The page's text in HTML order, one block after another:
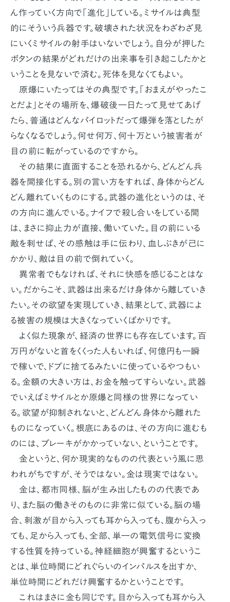
ん作っていく方向で「進化」している。ミサイルは典型
的にそういう兵器です。破壊された状況をわざわざ見
にいくミサイルの射手はいないでしょう。自分が押した
ボタンの結果がどれだけの出来事を引き起こしたかと
いうことを見ないで済む。死体を見なくてもよい。
原爆にいたってはその典型です。「おまえがやったこ
とだよ」とその場所を、爆破後一日たって見せてあげ
たら、普通はどんなパイロットだって爆弾を落としたが
らなくなるでしょう。何せ何万、何十万という被害者が
目の前に転がっているのですから。
その結果に直面することを恐れるから、どんどん兵
器を間接化する。別の言い方をすれば、身体からどん
どん離れていくものにする。武器の進化というのは、そ
の方向に進んでいる。ナイフで殺し合いをしている間
は、まさに抑止力が直接、働いていた。目の前にいる
敵を刺せば、その感触は手に伝わり、血しぶきが己に
かかり、敵は目の前で倒れていく。
異常者でもなければ、それに快感を感じることはな
い。だからこそ、武器は出来るだけ身体から離していき
たい。その欲望を実現していき、結果として、武器によ
る被害の規模は大きくなっていくばかりです。
よく似た現象が、経済の世界にも存在しています。百
万円がないと首をくくった人もいれば、何億円も一瞬
で稼いで、ドブに捨てるみたいに使っているやつもい
る。金額の大きい方は、お金を触ってすらいない。武器
でいえばミサイルとか原爆と同様の世界になってい
る。欲望が抑制されないと、どんどん身体から離れた
ものになっていく。根底にあるのは、その方向に進むも
のには、ブレーキがかかっていない、ということです。
金というと、何か現実的なものの代表という風に思
われがちですが、そうではない。金は現実ではない。
金は、都市同様、脳が生み出したものの代表であ
り、また脳の働きそのものに非常に似ている。脳の場
合、刺激が目から入っても耳から入っても、腹から入っ
ても、足から入っても、全部、単一の電気信号に変換
する性質を持っている。神経細胞が興奮するというこ
とは、単位時間にどれぐらいのインパルスを出すか、
単位時間にどれだけ興奮するかということです。
これはまさに金も同じです。目から入っても耳から入